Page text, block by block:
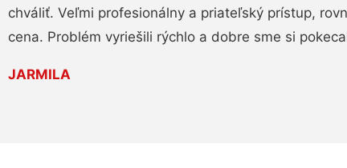
chváliť. Veľmi profesionálny a priateľský prístup,
cena. Problém vyriešili rýchlo a dobre sme si
JARMILA